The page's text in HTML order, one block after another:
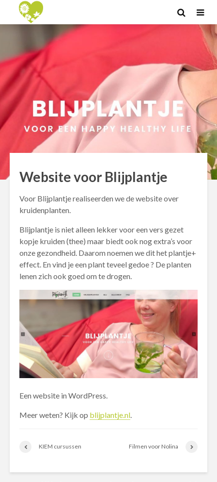
Website voor Blijplantje
Voor Blijplantje realiseerden we de website over
kruidenplanten.
Blijplantje is niet alleen lekker voor een vers gezet
kopje kruiden (thee) maar biedt ook nog extra’s voor
onze gezondheid. Daarom noemen we dit het plantje+
effect. En vind je een plant teveel gedoe ? De planten
lenen zich ook goed om te drogen.
Een website in WordPress.
Meer weten? Kijk op blijplantje.nl
KIEM cursussen Filmen voor Nolina